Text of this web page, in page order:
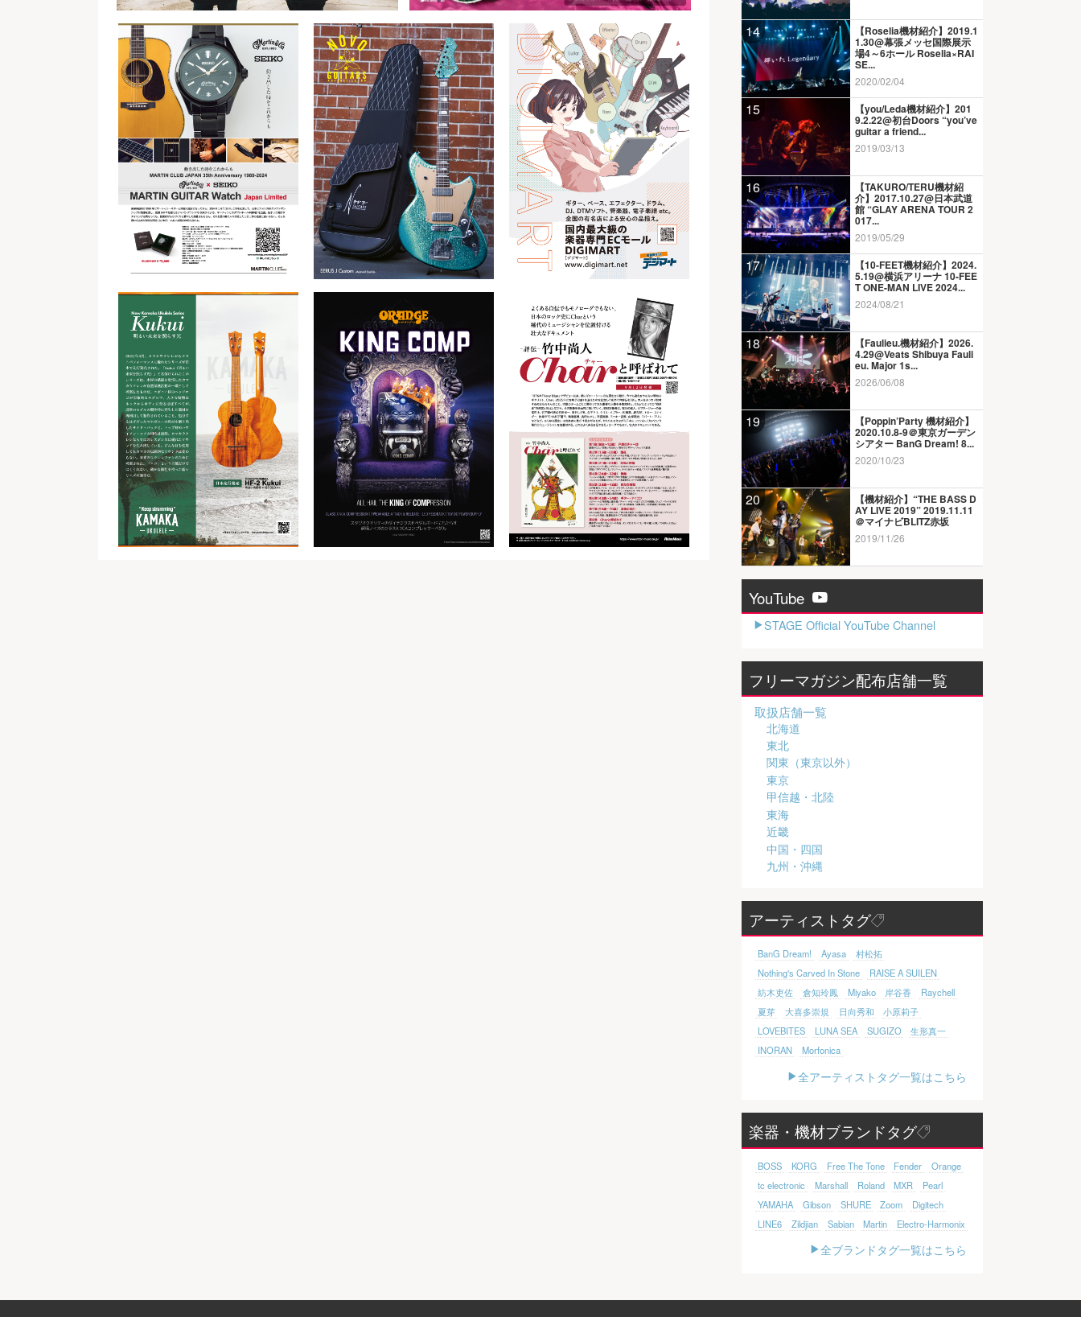
14 【Roselia機材紹介】2019.1
1.30@幕張メッセ国際展示
場4～6ホール Roselia×RAI
SE...
2020/02/04
15 【you/Leda機材紹介】201
9.2.22@初台Doors “you’ve
guitar a friend...
2019/03/13
16 【TAKURO/TERU機材紹
介】2017.10.27@日本武道
館 “GLAY ARENA TOUR 2
017...
2019/05/29
17 【10-FEET機材紹介】2024.
5.19@横浜アリーナ 10-FEE
T ONE-MAN LIVE 2024...
2024/08/21
18 【Faulieu.機材紹介】2026.
4.29@Veats Shibuya Fauli
eu. Major 1s...
2026/06/08
19 【Poppin’Party 機材紹介】
2020.10.8-9＠東京ガーデン
シアター BanG Dream! 8...
2020/10/23
20 【機材紹介】“THE BASS D
AY LIVE 2019” 2019.11.11
＠マイナビBLITZ赤坂
2019/11/26
YouTube
STAGE Official YouTube Channel
フリーマガジン配布店舗一覧
取扱店舗一覧
北海道
東北
関東（東京以外）
東京
甲信越・北陸
東海
近畿
中国・四国
九州・沖縄
アーティストタグ
BanG Dream! Ayasa
村松拓
Nothing's Carved In Stone
RAISE A SUILEN
紡木吏佐
倉知玲鳳 Miyako 岸谷香
Raychell
夏芽
大喜多崇規 日向秀和
小原莉子
LOVEBITES
LUNA SEA SUGIZO
生形真一
INORAN
Morfonica
全アーティストタグ一覧はこちら
楽器・機材ブランドタグ
BOSS KORG Free The Tone Fender
Orange
tc electronic
Marshall Roland MXR
Pearl
YAMAHA
Gibson SHURE Zoom
Digitech
LINE6
Zildjian Sabian Martin Electro-Harmonix
全ブランドタグ一覧はこちら